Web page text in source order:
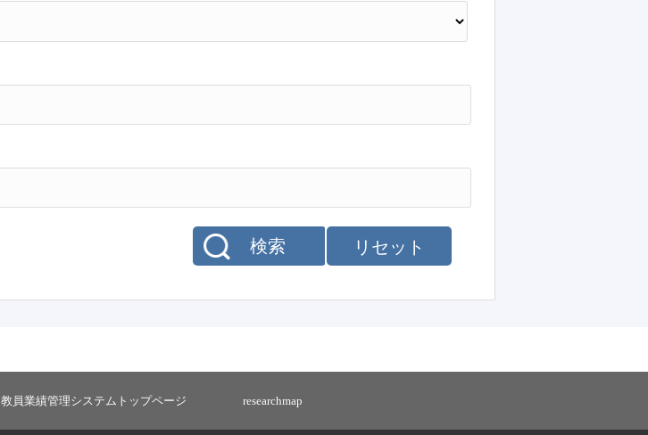
リセット
検索
教員業績管理システムトップページ researchmap